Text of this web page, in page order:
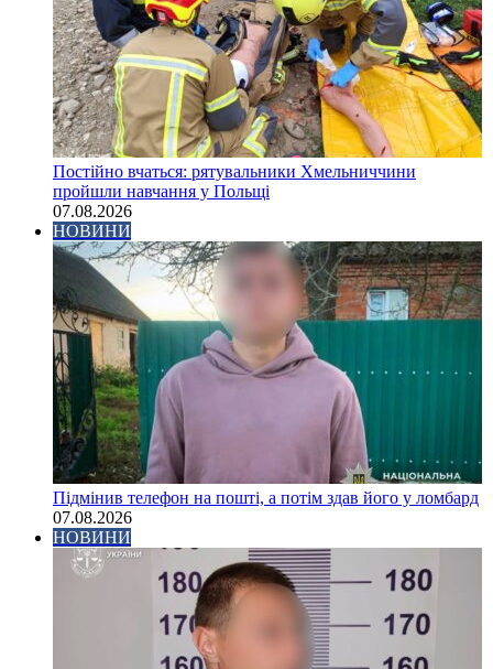
Постійно вчаться: рятувальники Хмельниччини
пройшли навчання у Польщі
07.08.2026
НОВИНИ
Підмінив телефон на пошті, а потім здав його у ломбард
07.08.2026
НОВИНИ